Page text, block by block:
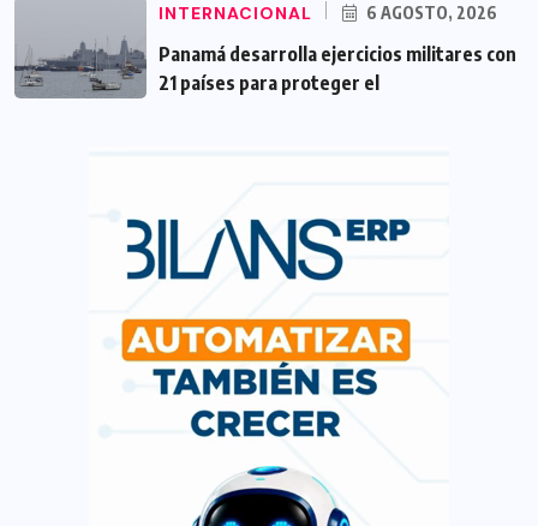
INTERNACIONAL 6 AGOSTO, 2026
Panamá desarrolla ejercicios militares con
21 países para proteger el